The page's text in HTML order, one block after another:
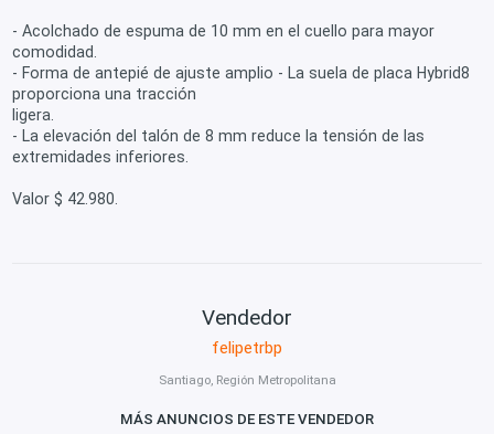
- Acolchado de espuma de 10 mm en el cuello para mayor
comodidad.
- Forma de antepié de ajuste amplio - La suela de placa Hybrid8
proporciona una tracción
ligera.
- La elevación del talón de 8 mm reduce la tensión de las
extremidades inferiores.
Valor $ 42.980.
Vendedor
felipetrbp
Santiago, Región Metropolitana
MÁS ANUNCIOS DE ESTE VENDEDOR